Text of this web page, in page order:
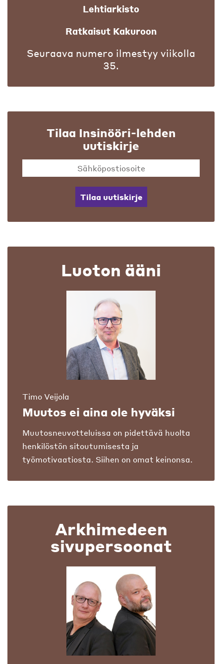
Lehtiarkisto
Ratkaisut Kakuroon
Seuraava numero ilmestyy viikolla
35.
Tilaa Insinööri-lehden
uutiskirje
Tilaa uutiskirje
Luoton ääni
Timo Veijola
Muutos ei aina ole hyväksi
Muutosneuvotteluissa on pidettävä huolta
henkilöstön sitoutumisesta ja
työmotivaatiosta. Siihen on omat keinonsa.
Arkhimedeen
sivupersoonat